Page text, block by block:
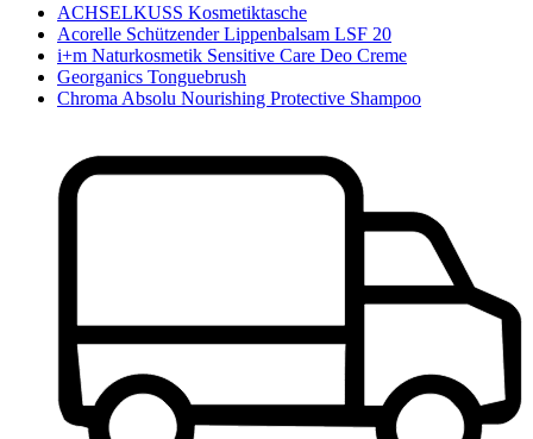
ACHSELKUSS Kosmetiktasche
Acorelle Schützender Lippenbalsam LSF 20
i+m Naturkosmetik Sensitive Care Deo Creme
Georganics Tonguebrush
Chroma Absolu Nourishing Protective Shampoo